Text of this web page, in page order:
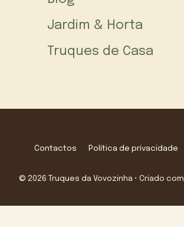
Jardim & Horta
Truques de Casa
Contactos Política de privacidade
© 2026 Truques da Vovozinha • Criado com